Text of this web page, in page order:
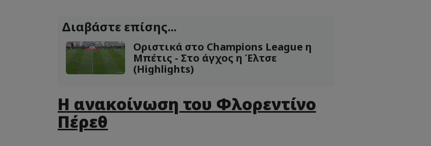
Διαβάστε επίσης...
Οριστικά στo Champions League η
Μπέτις - Στο άγχος η Έλτσε
(Highlights)
Η ανακοίνωση του Φλορεντίνο
Πέρεθ